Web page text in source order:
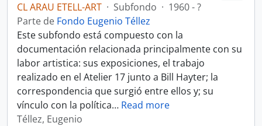
CL ARAU ETELL-ART · Subfondo · 1960 - ?
Parte de Fondo Eugenio Téllez
Este subfondo está compuesto con la
documentación relacionada principalmente con su
labor artistica: sus exposiciones, el trabajo
realizado en el Atelier 17 junto a Bill Hayter; la
correspondencia que surgió entre ellos y; su
vínculo con la política… Read more
Téllez, Eugenio